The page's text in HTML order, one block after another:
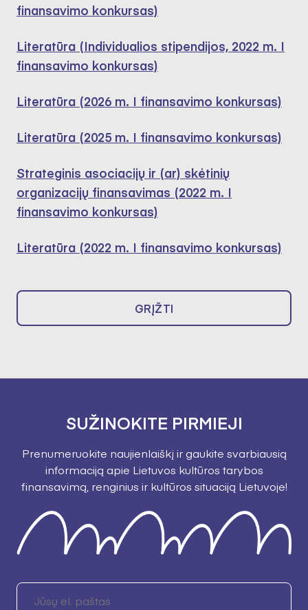
finansavimo konkursas)
Literatūra (Individualios stipendijos, 2022 m. I
finansavimo konkursas)
Literatūra (2026 m. I finansavimo konkursas)
Literatūra (2025 m. I finansavimo konkursas)
Strateginis asociacijų ir (ar) skėtinių
organizacijų finansavimas (2022 m. I
finansavimo konkursas)
Literatūra (2022 m. I finansavimo konkursas)
GRĮŽTI
SUŽINOKITE PIRMIEJI
Prenumeruokite naujienlaiškį ir gaukite svarbiausią
informaciją apie Lietuvos kultūros tarybos
finansavimą, renginius ir kultūros situaciją Lietuvoje!